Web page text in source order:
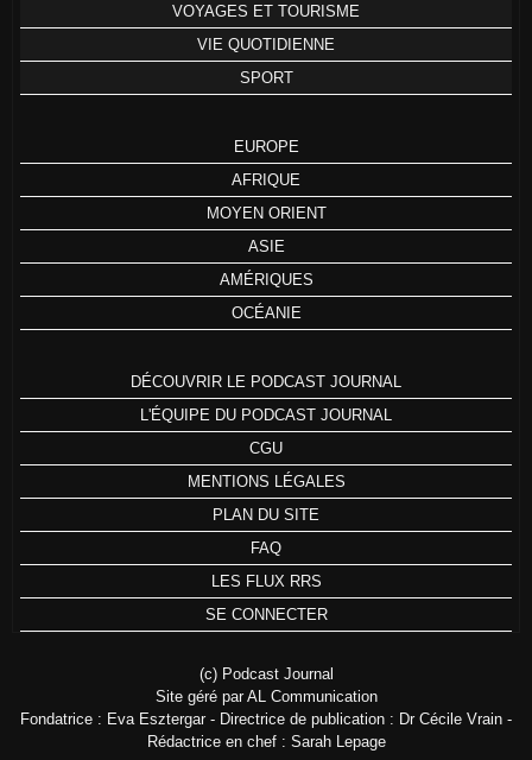
VOYAGES ET TOURISME
VIE QUOTIDIENNE
SPORT
EUROPE
AFRIQUE
MOYEN ORIENT
ASIE
AMÉRIQUES
OCÉANIE
DÉCOUVRIR LE PODCAST JOURNAL
L'ÉQUIPE DU PODCAST JOURNAL
CGU
MENTIONS LÉGALES
PLAN DU SITE
FAQ
LES FLUX RRS
SE CONNECTER
(c) Podcast Journal
Site géré par AL Communication
Fondatrice : Eva Esztergar - Directrice de publication : Dr Cécile Vrain -
Rédactrice en chef : Sarah Lepage